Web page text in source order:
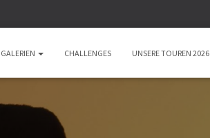
GALERIEN CHALLENGES UNSERE TOUREN 2026